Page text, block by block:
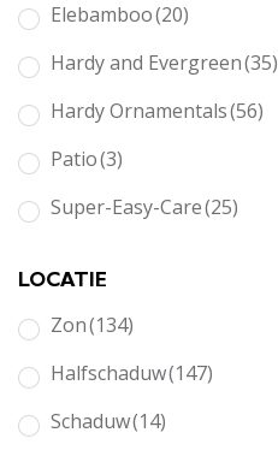
Elebamboo(20)
Hardy and Evergreen(35)
Hardy Ornamentals(56)
Patio(3)
Super-Easy-Care(25)
LOCATIE
Zon(134)
Halfschaduw(147)
Schaduw(14)